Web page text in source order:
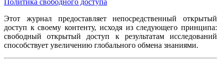
Этот журнал предоставляет непосредственный открытый
доступ к своему контенту, исходя из следующего принципа:
свободный открытый доступ к результатам исследований
способствует увеличению глобального обмена знаниями.